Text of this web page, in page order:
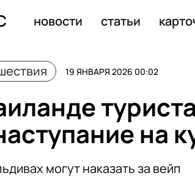
новости статьи
19 ЯНВАРЯ 2026 00:02
на
могут наказать за вейп